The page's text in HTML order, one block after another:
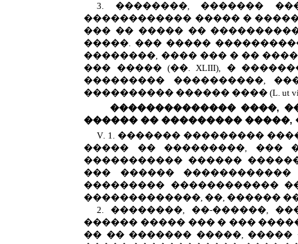
3. ��������, �������
������������ ����� �
��� �� ����� ��
�����. ��� �����
��������, ���� ��� � ��
��� ����� (��.XLIII), �
��������� ����������,
���������� ������ ���� (L.ut
�������������� ����,
������ �� ���������
V. 1. ������� ���������
����� �� ���������, ���
����������� ������
��� ������
��������� ������������
�������������, ��, ������
2. ��������, ��-������,
������ ����� ��� � ���
�� �� ������� �����,